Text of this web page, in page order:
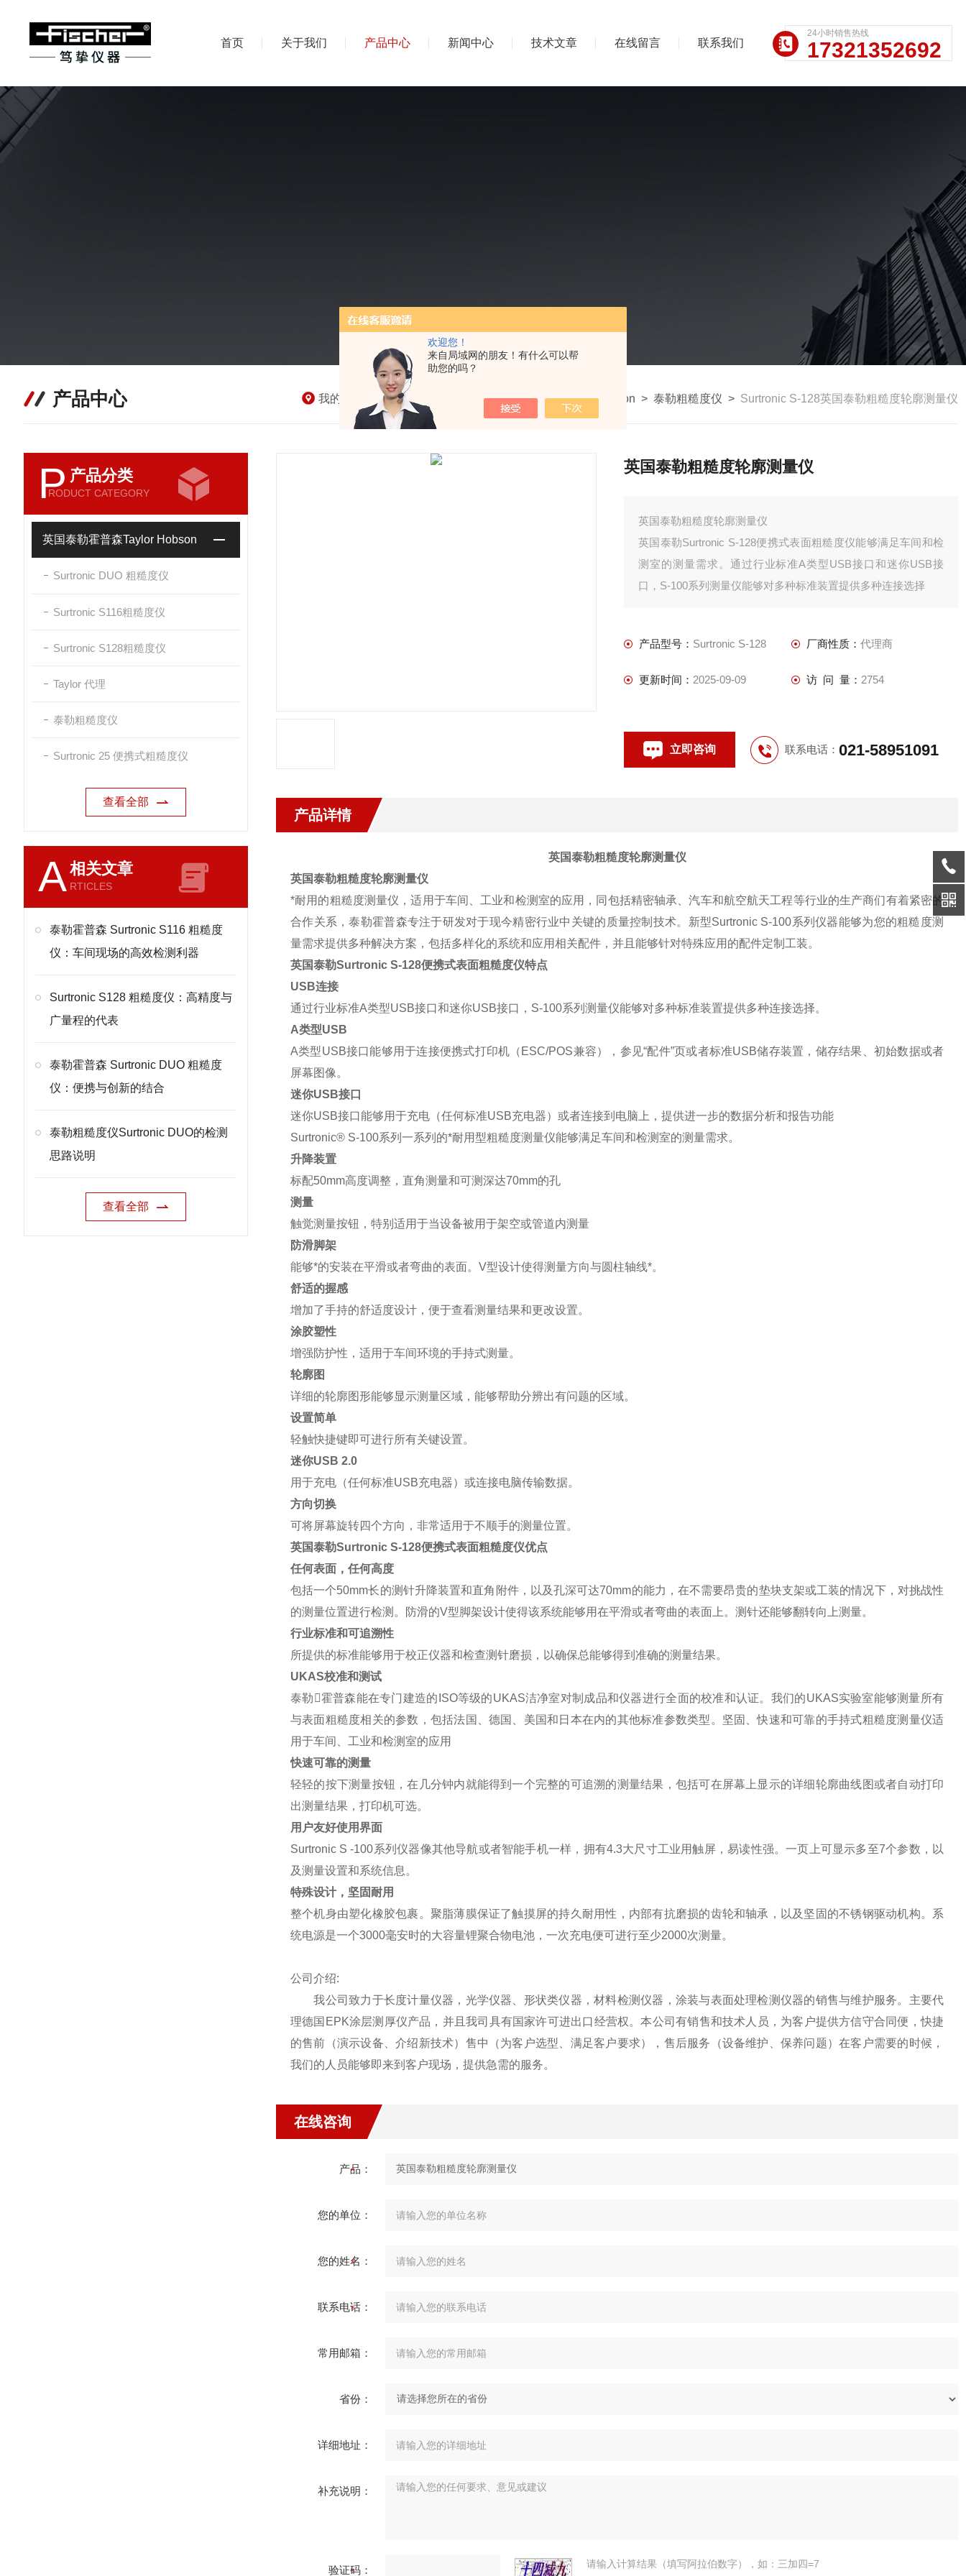
欢迎您！
来自局域网的朋友！有什么可以帮
助您的吗？
首页 关于我们 产品中心 新闻中心 技术文章 在线留言 联系我们
24小时销售热线
17321352692
产品中心 我的位置： 首页> 英国泰勒霍普森Taylor Hobson > 泰勒粗糙度仪 > Surtronic S-128英国泰勒粗糙度轮廓测量仪
P 产品分类
RODUCT CATEGORY
英国泰勒霍普森Taylor Hobson
Surtronic DUO 粗糙度仪
Surtronic S116粗糙度仪
Surtronic S128粗糙度仪
Taylor 代理
泰勒粗糙度仪
Surtronic 25 便携式粗糙度仪
查看全部
A相关文章
RTICLES
泰勒霍普森 Surtronic S116 粗糙度
仪：车间现场的高效检测利器
Surtronic S128 粗糙度仪：高精度与
广量程的代表
泰勒霍普森 Surtronic DUO 粗糙度
仪：便携与创新的结合
泰勒粗糙度仪Surtronic DUO的检测
思路说明
查看全部
英国泰勒粗糙度轮廓测量仪
英国泰勒粗糙度轮廓测量仪
英国泰勒Surtronic S-128便携式表面粗糙度仪能够满足车间和检
测室的测量需求。通过行业标准A类型USB接口和迷你USB接
口，S-100系列测量仪能够对多种标准装置提供多种连接选择
产品型号： Surtronic S-128 厂商性质： 代理商
更新时间： 2025-09-09 访 问 量： 2754
立即咨询 联系电话： 021-58951091
产品详情
英国泰勒粗糙度轮廓测量仪
英国泰勒粗糙度轮廓测量仪
*耐用的粗糙度测量仪，适用于车间、工业和检测室的应用，同包括精密轴承、汽车和航空航天工程等行业的生产商们有着紧密的
合作关系，泰勒霍普森专注于研发对于现今精密行业中关键的质量控制技术。新型Surtronic S-100系列仪器能够为您的粗糙度测
量需求提供多种解决方案，包括多样化的系统和应用相关配件，并且能够针对特殊应用的配件定制工装。
英国泰勒Surtronic S-128便携式表面粗糙度仪特点
USB连接
通过行业标准A类型USB接口和迷你USB接口，S-100系列测量仪能够对多种标准装置提供多种连接选择。
A类型USB
A类型USB接口能够用于连接便携式打印机（ESC/POS兼容），参见“配件”页或者标准USB储存装置，储存结果、初始数据或者
屏幕图像。
迷你USB接口
迷你USB接口能够用于充电（任何标准USB充电器）或者连接到电脑上，提供进一步的数据分析和报告功能
Surtronic® S-100系列一系列的*耐用型粗糙度测量仪能够满足车间和检测室的测量需求。
升降装置
标配50mm高度调整，直角测量和可测深达70mm的孔
测量
触觉测量按钮，特别适用于当设备被用于架空或管道内测量
防滑脚架
能够*的安装在平滑或者弯曲的表面。V型设计使得测量方向与圆柱轴线*。
舒适的握感
增加了手持的舒适度设计，便于查看测量结果和更改设置。
涂胶塑性
增强防护性，适用于车间环境的手持式测量。
轮廓图
详细的轮廓图形能够显示测量区域，能够帮助分辨出有问题的区域。
设置简单
轻触快捷键即可进行所有关键设置。
迷你USB 2.0
用于充电（任何标准USB充电器）或连接电脑传输数据。
方向切换
可将屏幕旋转四个方向，非常适用于不顺手的测量位置。
英国泰勒Surtronic S-128便携式表面粗糙度仪优点
任何表面，任何高度
包括一个50mm长的测针升降装置和直角附件，以及孔深可达70mm的能力，在不需要昂贵的垫块支架或工装的情况下，对挑战性
的测量位置进行检测。防滑的V型脚架设计使得该系统能够用在平滑或者弯曲的表面上。测针还能够翻转向上测量。
行业标准和可追溯性
所提供的标准能够用于校正仪器和检查测针磨损，以确保总能够得到准确的测量结果。
UKAS校准和测试
泰勒霍普森能在专门建造的ISO等级的UKAS洁净室对制成品和仪器进行全面的校准和认证。我们的UKAS实验室能够测量所有
与表面粗糙度相关的参数，包括法国、德国、美国和日本在内的其他标准参数类型。坚固、快速和可靠的手持式粗糙度测量仪适
用于车间、工业和检测室的应用
快速可靠的测量
轻轻的按下测量按钮，在几分钟内就能得到一个完整的可追溯的测量结果，包括可在屏幕上显示的详细轮廓曲线图或者自动打印
出测量结果，打印机可选。
用户友好使用界面
Surtronic S -100系列仪器像其他导航或者智能手机一样，拥有4.3大尺寸工业用触屏，易读性强。一页上可显示多至7个参数，以
及测量设置和系统信息。
特殊设计，坚固耐用
整个机身由塑化橡胶包裹。聚脂薄膜保证了触摸屏的持久耐用性，内部有抗磨损的齿轮和轴承，以及坚固的不锈钢驱动机构。系
统电源是一个3000毫安时的大容量锂聚合物电池，一次充电便可进行至少2000次测量。
公司介绍:
我公司致力于长度计量仪器，光学仪器、形状类仪器，材料检测仪器，涂装与表面处理检测仪器的销售与维护服务。主要代
理德国EPK涂层测厚仪产品，并且我司具有国家许可进出口经营权。本公司有销售和技术人员，为客户提供方信守合同便，快捷
的售前（演示设备、介绍新技术）售中（为客户选型、满足客户要求），售后服务（设备维护、保养问题）在客户需要的时候，
我们的人员能够即来到客户现场，提供急需的服务。
在线咨询
产品：
您的单位：
您的姓名：
联系电话：
常用邮箱：
省份：
详细地址：
补充说明：
验证码： 请输入计算结果（填写阿拉伯数字），如：三加四=7